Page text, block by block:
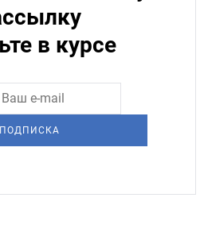
в курсе
ПОДПИСКА